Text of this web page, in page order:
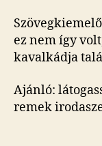
ez nem így
kavalkádja
Ajánló:
remek